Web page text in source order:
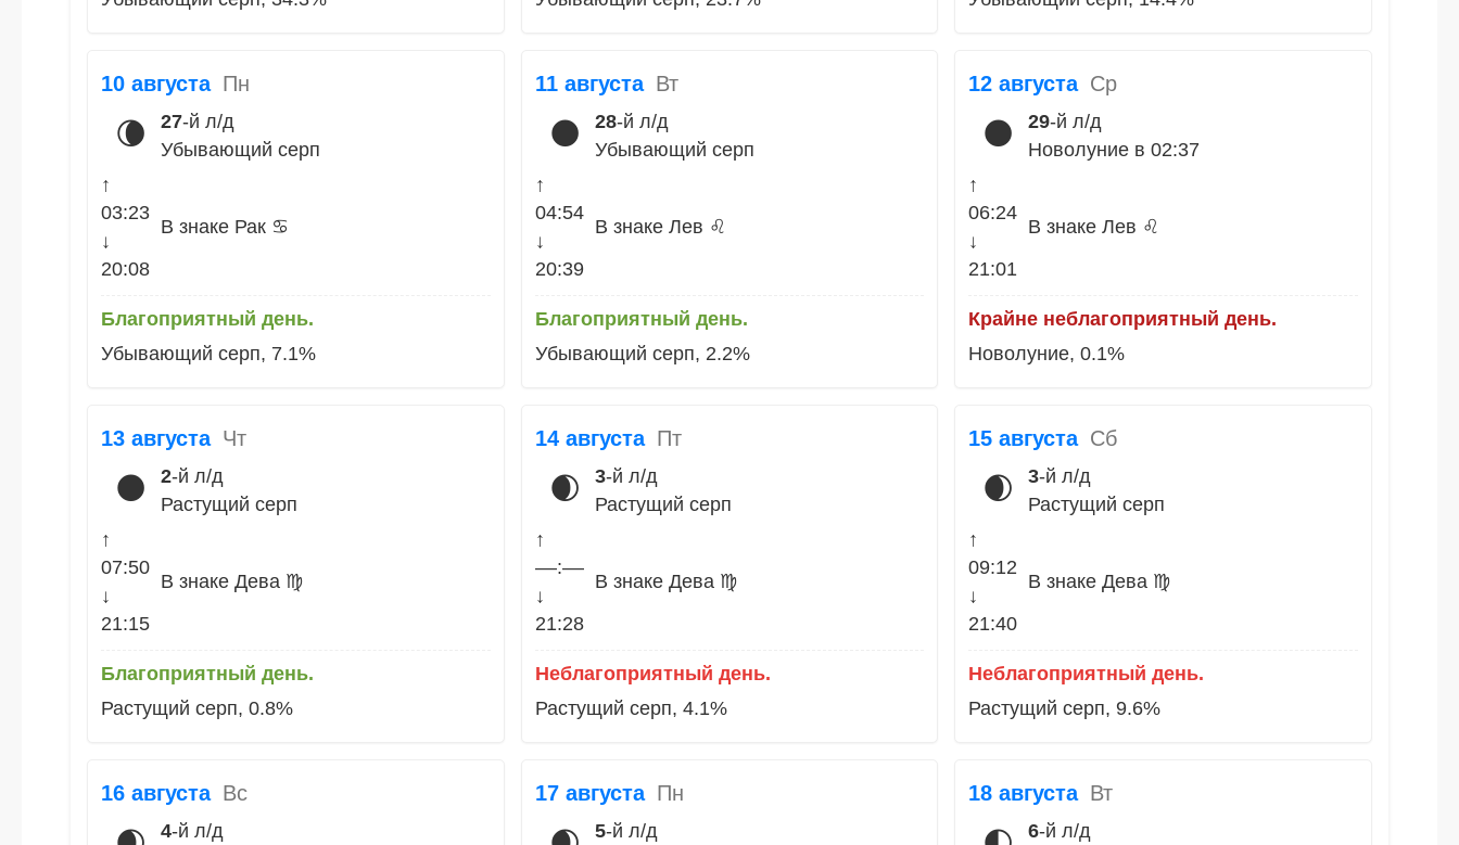
10 августа Пн
🌘 27-й л/д
Убывающий серп
↑
03:23
↓
20:08
В знаке Рак ♋
Благоприятный день.
Убывающий серп, 7.1%
11 августа Вт
🌑 28-й л/д
Убывающий серп
↑
04:54
↓
20:39
В знаке Лев ♌
Благоприятный день.
Убывающий серп, 2.2%
12 августа Ср
🌑 29-й л/д
Новолуние в 02:37
↑
06:24
↓
21:01
В знаке Лев ♌
Крайне неблагоприятный день.
Новолуние, 0.1%
13 августа Чт
🌑 2-й л/д
Растущий серп
↑
07:50
↓
21:15
В знаке Дева ♍
Благоприятный день.
Растущий серп, 0.8%
14 августа Пт
🌒 3-й л/д
Растущий серп
↑
––:––
↓
21:28
В знаке Дева ♍
Неблагоприятный день.
Растущий серп, 4.1%
15 августа Сб
🌒 3-й л/д
Растущий серп
↑
09:12
↓
21:40
В знаке Дева ♍
Неблагоприятный день.
Растущий серп, 9.6%
16 августа Вс
4-й л/д
17 августа Пн
5-й л/д
18 августа Вт
6-й л/д